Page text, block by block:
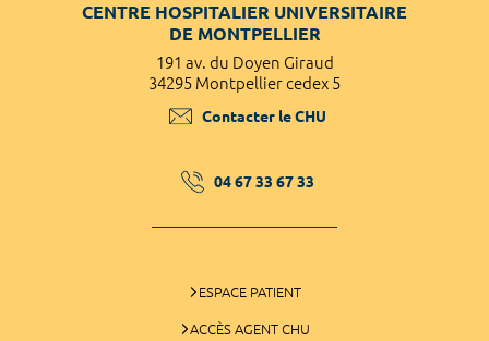
CENTRE HOSPITALIER UNIVERSITAIRE
DE MONTPELLIER
191 av. du Doyen Giraud
34295 Montpellier cedex 5
Contacter le CHU
04 67 33 67 33
ESPACE PATIENT
ACCÈS AGENT CHU